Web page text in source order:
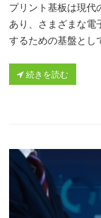
プリント基板は現代
あり、さまざまな電
するための基盤とし
続きを読む